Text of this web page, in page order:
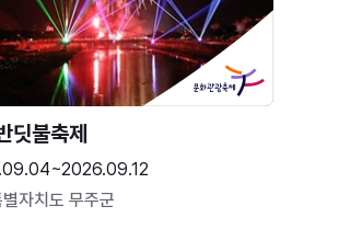
딧불축제
자치도 무주군